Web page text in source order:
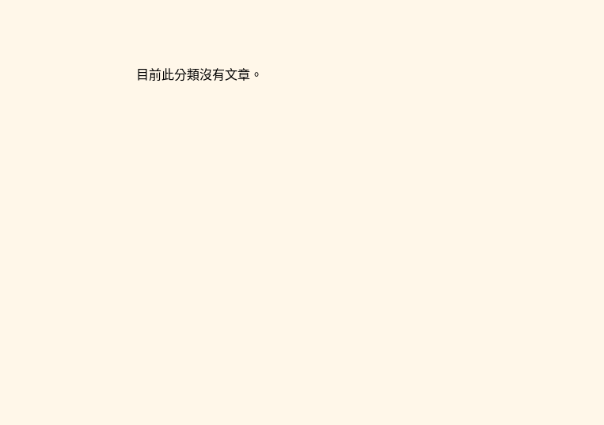
目前此分類沒有文章。